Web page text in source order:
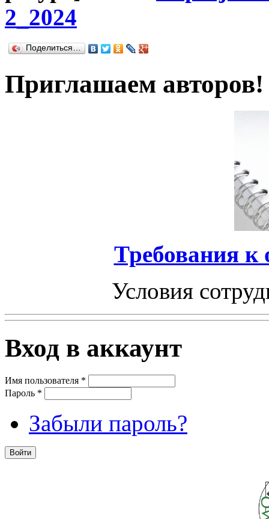
2_2024
Поделиться…
Приглашаем авторов!
Требования к
Условия
Вход в аккаунт
Имя пользователя *
Пароль *
Забыли пароль?